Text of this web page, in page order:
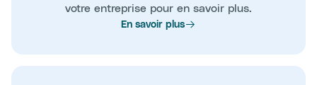
votre entreprise pour en savoir plus.
En savoir plus